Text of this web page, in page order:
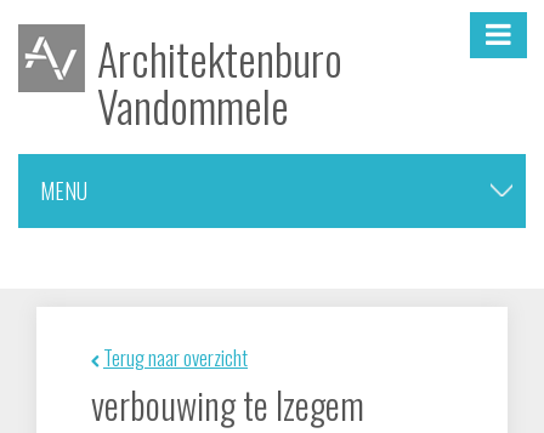
Architektenburo
Vandommele
MENU ▼
verbouwingen
Terug naar overzicht
verbouwing te Izegem